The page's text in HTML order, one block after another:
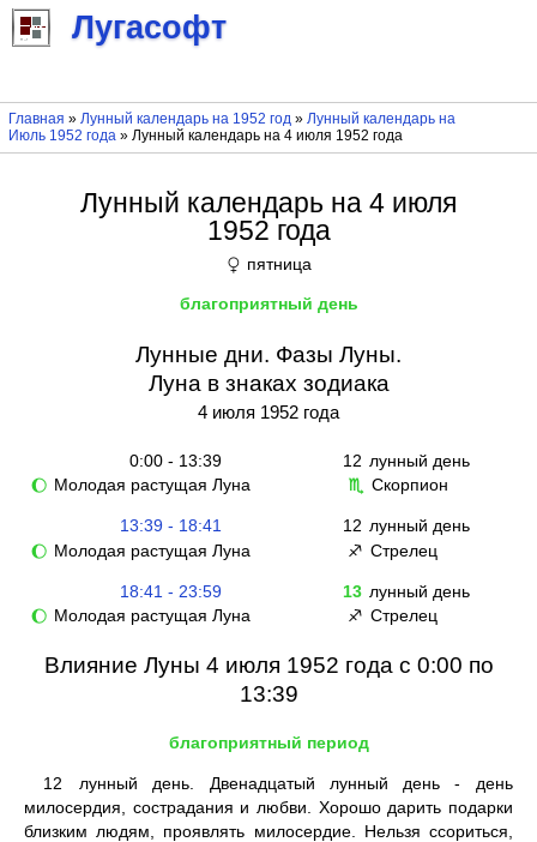
Лугасофт
Главная » Лунный календарь на 1952 год» Лунный календарь на
Июль 1952 года» Лунный календарь на 4 июля 1952 года
Лунный календарь на 4 июля
1952 года
♀ пятница
благоприятный день
Лунные дни. Фазы Луны.
Луна в знаках зодиака
4 июля 1952 года
0:00 - 13:39 12 лунный день
🌔 Молодая растущая Луна ♏ Скорпион
13:39 - 18:41 12 лунный день
🌔 Молодая растущая Луна ♐ Стрелец
18:41 - 23:59 13 лунный день
🌔 Молодая растущая Луна ♐ Стрелец
Влияние Луны 4 июля 1952 года с 0:00 по
13:39
благоприятный период
12
лунный день. Двенадцатый лунный день - день
милосердия, сострадания и любви. Хорошо дарить подарки
близким людям, проявлять милосердие. Нельзя ссориться,